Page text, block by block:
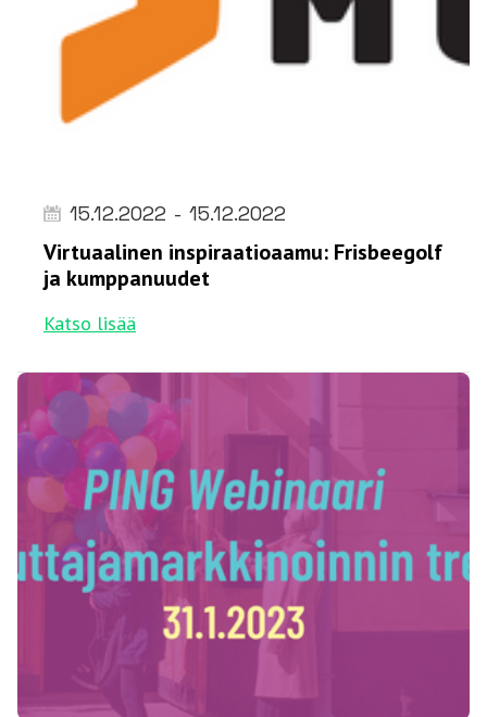
15.12.2022 - 15.12.2022
Virtuaalinen inspiraatioaamu: Frisbeegolf
ja kumppanuudet
Katso lisää